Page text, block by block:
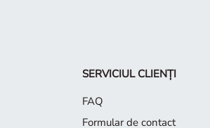
SERVICIUL CLIENȚI
FAQ
Formular de contact